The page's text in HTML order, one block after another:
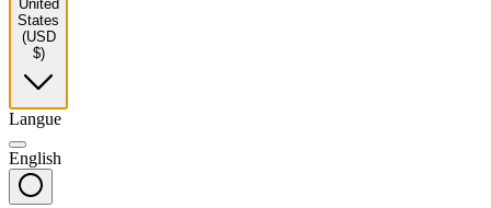
United
States
(USD
$)
Langue
English